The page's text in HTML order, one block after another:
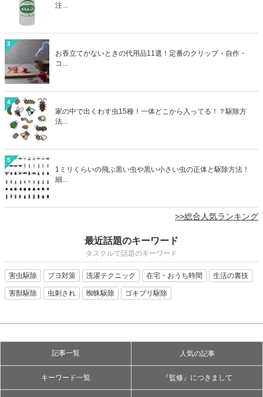
注...
3
お香立てがないときの代用品11選！定番のクリップ・自作・
コ...
4
家の中で出くわす虫15種！一体どこから入ってる！？駆除方
法...
5
1ミリくらいの飛ぶ黒い虫や黒い小さい虫の正体と駆除方法！
細...
>>総合人気ランキング
最近話題のキーワード
タスクルで話題のキーワード
害虫駆除 ブヨ対策 洗濯テクニック 在宅・おうち時間 生活の裏技
害獣駆除 虫刺され 蜘蛛駆除 ゴキブリ駆除
記事一覧 人気の記事
キーワード一覧 『監修』につきまして